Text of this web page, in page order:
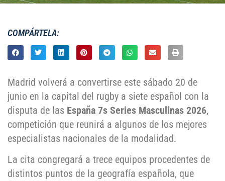
COMPÁRTELA:
Madrid volverá a convertirse este sábado 20 de
junio en la capital del rugby a siete español con la
disputa de las España 7s Series Masculinas 2026,
competición que reunirá a algunos de los mejores
especialistas nacionales de la modalidad.
La cita congregará a trece equipos procedentes de
distintos puntos de la geografía española, que